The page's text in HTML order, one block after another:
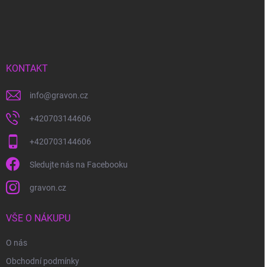
KONTAKT
info@gravon.cz
+420703144606
+420703144606
Sledujte nás na Facebooku
gravon.cz
VŠE O NÁKUPU
O nás
Obchodní podmínky